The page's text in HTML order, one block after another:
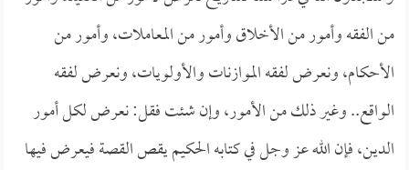
من الفقه وأمور من الأخلاق وأمور من المعاملات، وأمور من
الأحكام، ونعرض لفقه الموازنات والأولويات، ونعرض لفقه
الواقع.. وغير ذلك من الأمور، وإن شئت فقل: نعرض لكل أمور
الدين، فإن الله عز وجل في كتابه الحكيم يقص القصة فيعرض فيها